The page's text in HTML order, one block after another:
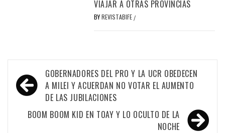
VIAJAR A OTRAS PROVINCIAS
BYREVISTABIFE /
Navegación
de
entradas
GOBERNADORES DEL PRO Y LA UCR OBEDECEN
A MILEI Y ACUERDAN NO VOTAR EL AUMENTO
DE LAS JUBILACIONES
BOOM BOOM KID EN TOAY Y LO OCULTO DE LA
NOCHE